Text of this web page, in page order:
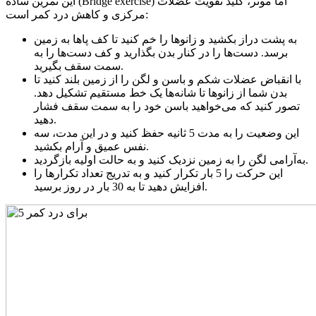
مرکزی و کاهش درد کمر است:
به پشت دراز بکشید و زانوها را خم کنید تا کف پاها به زمین
برسد. دست‌ها را در کنار بدن بگذارید و کف دست‌ها را به
سمت سقف بگیرید.
با انقباض عضلات شکم و باسن و لگن را از زمین بلند کنید تا
بدن شما از زانوها تا شانه‌ها یک خط مستقیم تشکیل دهد.
تصور کنید که می‌خواهید باسن خود را به سمت سقف فشار
دهید.
این وضعیت را به مدت 5 ثانیه حفظ کنید و در این مدت، سه
نفس عمیق و آرام بکشید.
به‌آرامی لگن را به زمین نزدیک کنید و به حالت اولیه بازگردید.
این حرکت را 5 بار تکرار کنید و به تدریج تعداد تکرارها را
افزایش دهید تا به 30 بار در روز برسید.